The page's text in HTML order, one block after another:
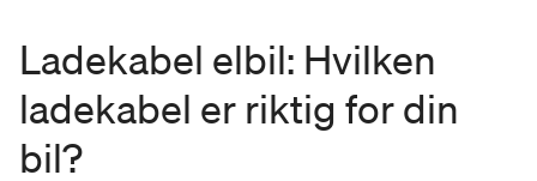
Ladekabel elbil: Hvilken
ladekabel er riktig for din
bil?